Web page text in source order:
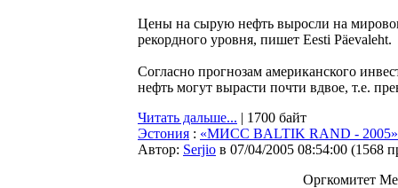
Цены на сырую нефть выросли на
рекордного уровня, пишет Eesti Päevaleht.
Согласно прогнозам американского
нефть могут вырасти почти вдвое, т.е.
Читать дальше... | 1700 байт
Эстония : «МИСС BALTIK RAND - 2005»
Автор: Serjio в 07/04/2005 08:54:00 (1568
Оргкомитет